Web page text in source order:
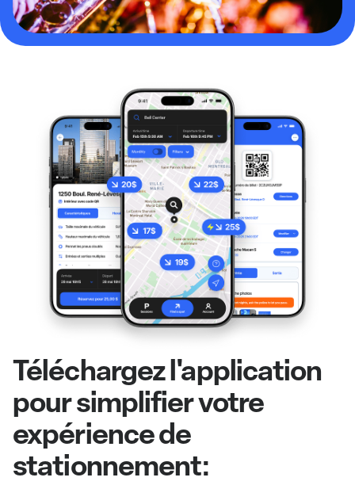
Téléchargez l'application
pour simplifier votre
expérience de
stationnement: